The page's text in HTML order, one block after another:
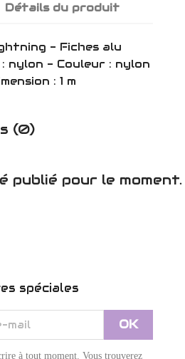
Détails du produit
- Fiches alu
nylon - Couleur : nylon
: 1 m
(0)
publié pour le moment.
spéciales
à tout moment. Vous trouverez